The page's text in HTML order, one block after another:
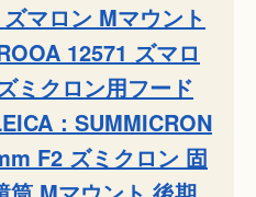
マロン Mマウント
12571 ズマロ
ミクロン用フード
：SUMMICRON
F2 ズミクロン 固